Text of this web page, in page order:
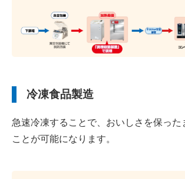
冷凍食品製造
急速冷凍することで、おいしさを保った
ことが可能になります。